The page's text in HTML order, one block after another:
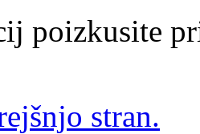
poizkusite
stran.